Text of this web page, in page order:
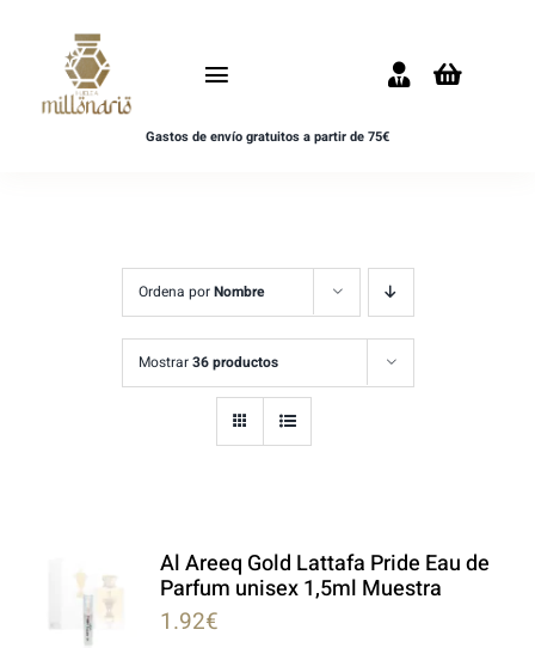
contenido
Toggle
Navigation
MARCAS
Gastos de envío gratuitos a partir de 75€
Ordena porNombre
Mostrar36 productos
Al Areeq Gold Lattafa Pride Eau de
Parfum unisex 1,5ml Muestra
1.92€